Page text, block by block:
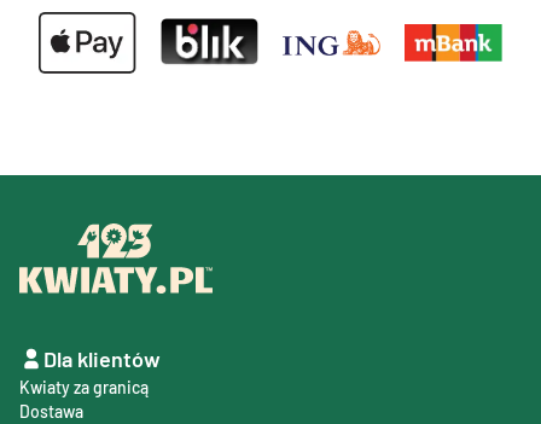
Dla klientów
Kwiaty za granicą
Dostawa